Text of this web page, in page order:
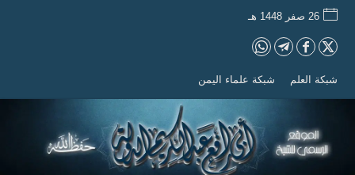
26 صفر 1448 هـ
شبكة العلم شبكة علماء اليمن